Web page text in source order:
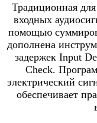
Традиционная
входных
помощью
дополнена
задержек Input
Check.
электрический
обеспечивает